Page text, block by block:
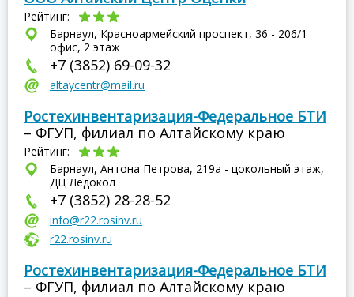
Рейтинг:
Барнаул, Красноармейский проспект, 36 - 206/1
офис, 2 этаж
+7 (3852) 69-09-32
altaycentr@mail.ru
Ростехинвентаризация-Федеральное БТИ
– ФГУП, филиал по Алтайскому краю
Рейтинг:
Барнаул, Антона Петрова, 219а - цокольный этаж,
ДЦ Ледокол
+7 (3852) 28-28-52
info@r22.rosinv.ru
r22.rosinv.ru
Ростехинвентаризация-Федеральное БТИ
– ФГУП, филиал по Алтайскому краю